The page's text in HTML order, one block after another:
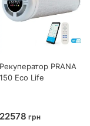
Рекуператор PRANA
150 Eco Life
22578 грн